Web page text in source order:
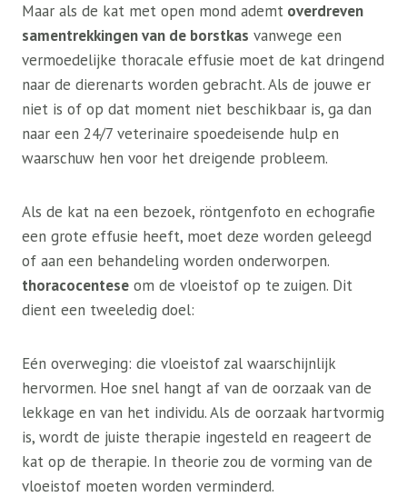
Maar als de kat met open mond ademt overdreven
samentrekkingen van de borstkas vanwege een
vermoedelijke thoracale effusie moet de kat dringend
naar de dierenarts worden gebracht. Als de jouwe er
niet is of op dat moment niet beschikbaar is, ga dan
naar een 24/7 veterinaire spoedeisende hulp en
waarschuw hen voor het dreigende probleem.
Als de kat na een bezoek, röntgenfoto en echografie
een grote effusie heeft, moet deze worden geleegd
of aan een behandeling worden onderworpen.
thoracocentese om de vloeistof op te zuigen. Dit
dient een tweeledig doel:
Eén overweging: die vloeistof zal waarschijnlijk
hervormen. Hoe snel hangt af van de oorzaak van de
lekkage en van het individu. Als de oorzaak hartvormig
is, wordt de juiste therapie ingesteld en reageert de
kat op de therapie. In theorie zou de vorming van de
vloeistof moeten worden verminderd.